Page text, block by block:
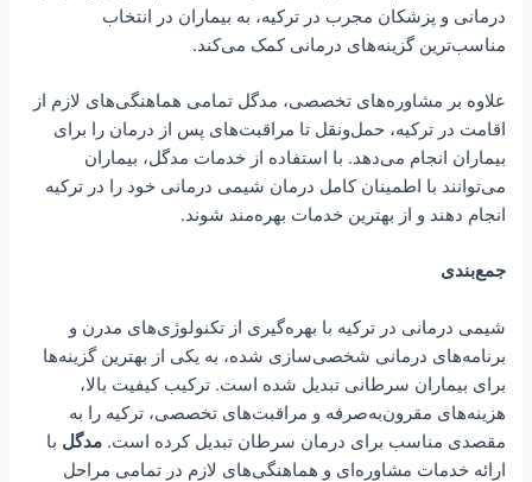
درمانی و پزشکان مجرب در ترکیه، به بیماران در انتخاب
مناسب‌ترین گزینه‌های درمانی کمک می‌کند.
علاوه بر مشاوره‌های تخصصی، مدگل تمامی هماهنگی‌های لازم از
اقامت در ترکیه، حمل‌ونقل تا مراقبت‌های پس از درمان را برای
بیماران انجام می‌دهد. با استفاده از خدمات مدگل، بیماران
می‌توانند با اطمینان کامل درمان شیمی درمانی خود را در ترکیه
انجام دهند و از بهترین خدمات بهره‌مند شوند.
جمع‌بندی
شیمی درمانی در ترکیه با بهره‌گیری از تکنولوژی‌های مدرن و
برنامه‌های درمانی شخصی‌سازی شده، به یکی از بهترین گزینه‌ها
برای بیماران سرطانی تبدیل شده است. ترکیب کیفیت بالا،
هزینه‌های مقرون‌به‌صرفه و مراقبت‌های تخصصی، ترکیه را به
مقصدی مناسب برای درمان سرطان تبدیل کرده است.مدگل با
ارائه خدمات مشاوره‌ای و هماهنگی‌های لازم در تمامی مراحل